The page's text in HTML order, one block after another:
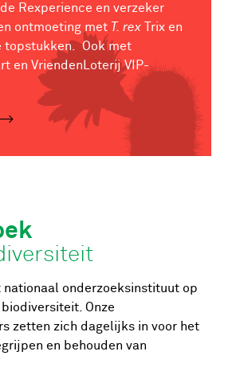
nationaal onderzoeksinstituut op
Onze
zetten zich dagelijks in voor het
en behouden van
Rexperience en verzeker
ontmoeting met T. rex Trix en
topstukken. Ook met
en VriendenLoterij VIP-